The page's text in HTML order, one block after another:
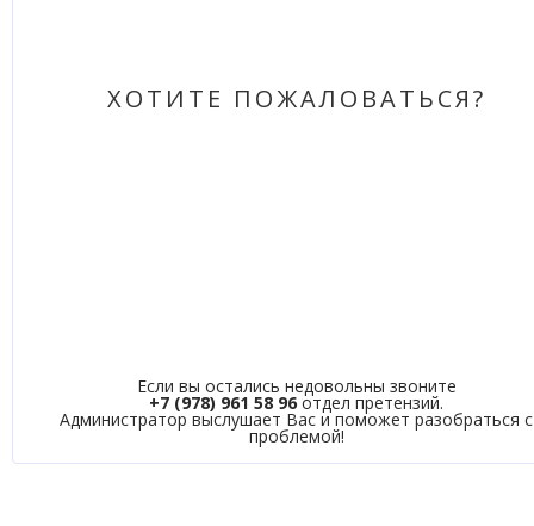
ХОТИТЕ ПОЖАЛОВАТЬСЯ?
Если вы остались недовольны звоните
+7 (978) 961 58 96 отдел претензий.
Администратор выслушает Вас и поможет разобраться с
проблемой!